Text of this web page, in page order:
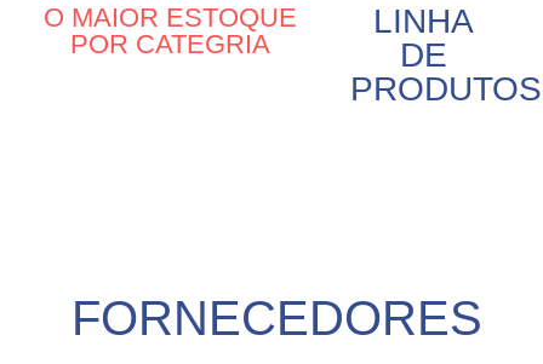
O MAIOR ESTOQUE
POR CATEGRIA
LINHA
DE
PRODUTOS
FORNECEDORES